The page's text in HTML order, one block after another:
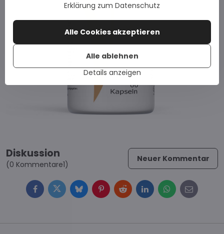
Diskussion
(0 Kommentare1)
Neuer Kommentar
FacebookTwitterBlueskyPinterestRedditLinkedInWhatsApp
E-
mail
Erklärung zum Datenschutz
Details anzeigen
Alle Cookies akzeptieren
Alle ablehnen